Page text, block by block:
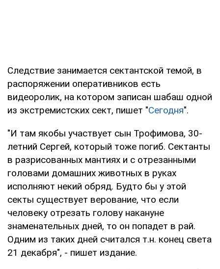
Следствие занимается сектантской темой, в
распоряжении оперативников есть
видеоролик, на котором записан шабаш одной
из экстремистских сект, пишет "Сегодня".
"И там якобы участвует сын Трофимова, 30-
летний Сергей, который тоже погиб. Сектанты
в разрисованных мантиях и с отрезанными
головами домашних животных в руках
исполняют некий обряд. Будто бы у этой
секты существует верование, что если
человеку отрезать голову накануне
знаменательных дней, то он попадет в рай.
Одним из таких дней считался т.н. конец света
21 декабря", - пишет издание.